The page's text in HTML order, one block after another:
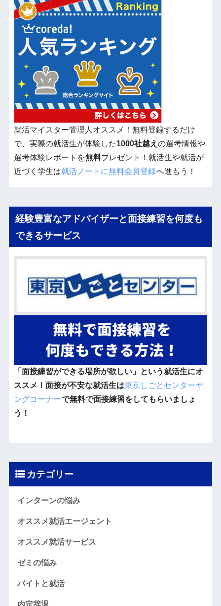
就活マイスター管理人オススメ！無料登録するだけ
で、実際の就活生が体験した1000社越え の選考情報や
選考体験レポートを無料プレゼント！就活生や就活が
近づく学生は就活ノートに無料会員登録へ進もう！
経験豊富なアドバイザーと面接練習を何度も
できるサービス
「面接練習ができる場所が欲しい」という就活生にオ
ススメ！面接が不安な就活生は東京しごとセンターヤ
ングコーナーで無料で面接練習をしてもらいましょ
う！
カテゴリー
インターンの悩み
オススメ就活エージェント
オススメ就活サービス
ゼミの悩み
バイトと就活